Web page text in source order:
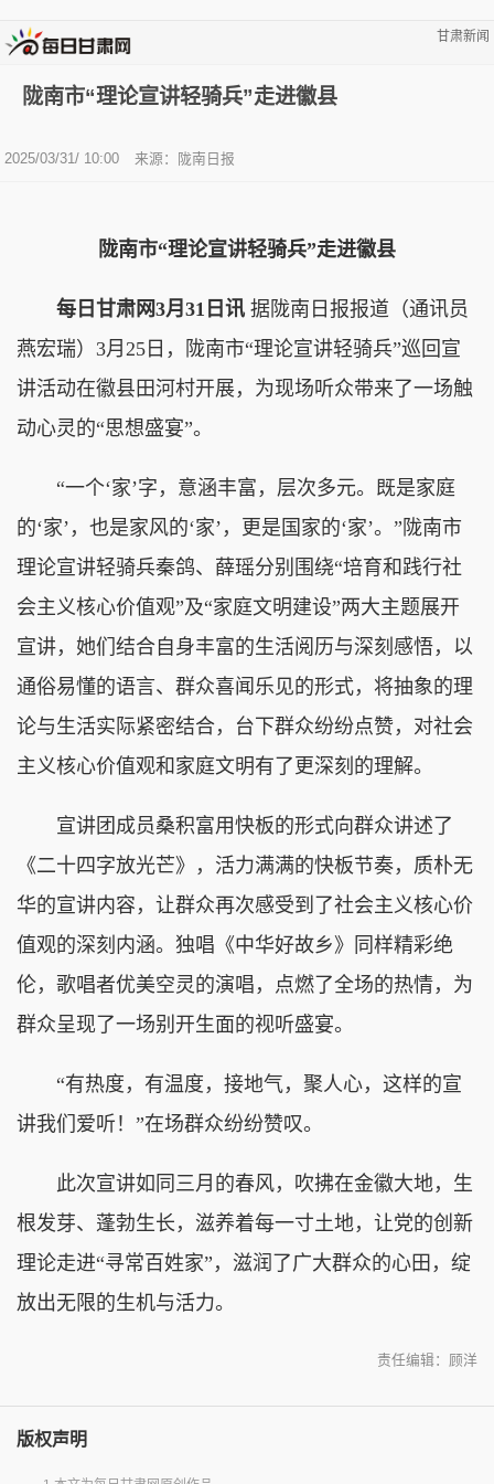
甘肃新闻
陇南市“理论宣讲轻骑兵”走进徽县
2025/03/31/ 10:00 来源：陇南日报
陇南市“理论宣讲轻骑兵”走进徽县
每日甘肃网3月31日讯 据陇南日报报道（通讯员
燕宏瑞）3月25日，陇南市“理论宣讲轻骑兵”巡回宣
讲活动在徽县田河村开展，为现场听众带来了一场触
动心灵的“思想盛宴”。
“一个‘家’字，意涵丰富，层次多元。既是家庭
的‘家’，也是家风的‘家’，更是国家的‘家’。”陇南市
理论宣讲轻骑兵秦鸽、薛瑶分别围绕“培育和践行社
会主义核心价值观”及“家庭文明建设”两大主题展开
宣讲，她们结合自身丰富的生活阅历与深刻感悟，以
通俗易懂的语言、群众喜闻乐见的形式，将抽象的理
论与生活实际紧密结合，台下群众纷纷点赞，对社会
主义核心价值观和家庭文明有了更深刻的理解。
宣讲团成员桑积富用快板的形式向群众讲述了
《二十四字放光芒》，活力满满的快板节奏，质朴无
华的宣讲内容，让群众再次感受到了社会主义核心价
值观的深刻内涵。独唱《中华好故乡》同样精彩绝
伦，歌唱者优美空灵的演唱，点燃了全场的热情，为
群众呈现了一场别开生面的视听盛宴。
“有热度，有温度，接地气，聚人心，这样的宣
讲我们爱听！”在场群众纷纷赞叹。
此次宣讲如同三月的春风，吹拂在金徽大地，生
根发芽、蓬勃生长，滋养着每一寸土地，让党的创新
理论走进“寻常百姓家”，滋润了广大群众的心田，绽
放出无限的生机与活力。
责任编辑：顾洋
版权声明